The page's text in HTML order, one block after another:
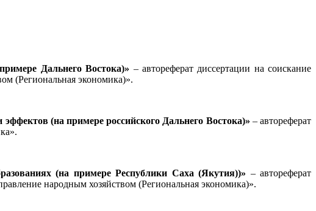
Дальнего Востока)» – автореферат диссертации на соискание
(Региональная экономика)».
(на примере российского Дальнего Востока)» – автореферат
(на примере Республики Саха (Якутия))» – автореферат
народным хозяйством (Региональная экономика)».